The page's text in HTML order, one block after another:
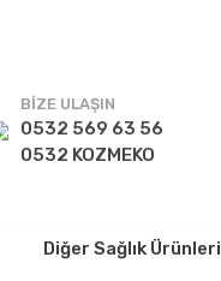
BİZE ULAŞIN
0532 569 63 56
0532 KOZMEKO
Diğer Sağlık Ürünleri